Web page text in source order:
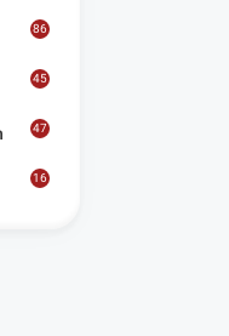
86
45
47
16